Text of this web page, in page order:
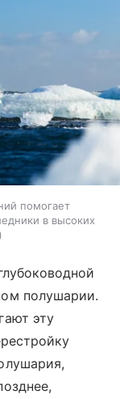
помогает
в высоких
полушарии.
эту